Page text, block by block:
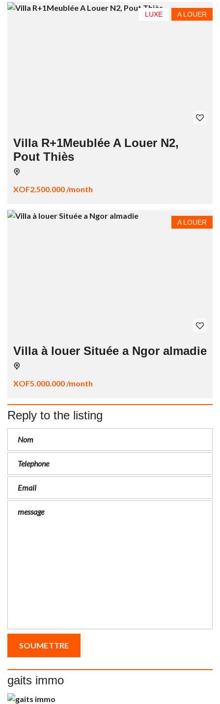
A LOUER
LUXE
Villa R+1Meublée A Louer N2,
Pout Thiès
XOF2.500.000 /month
A LOUER
Villa à louer Située a Ngor almadie
XOF5.000.000 /month
Reply to the listing
gaits immo